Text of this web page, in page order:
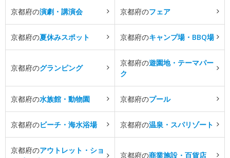
京都府の演劇・講演会 京都府のフェア
京都府の夏休みスポット 京都府のキャンプ場・BBQ場
京都府のグランピング
京都府の遊園地・テーマパー
ク
京都府の水族館・動物園 京都府のプール
京都府のビーチ・海水浴場 京都府の温泉・スパリゾート
京都府のアウトレット・ショ
京都府の商業施設・百貨店